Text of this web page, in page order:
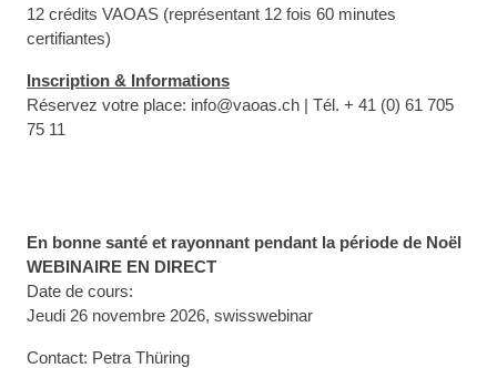
12 crédits VAOAS (représentant 12 fois 60 minutes
certifiantes)
Inscription & Informations
Réservez votre place: info@vaoas.ch | Tél. + 41 (0) 61 705
75 11
En bonne santé et rayonnant pendant la période de Noël
WEBINAIRE EN DIRECT
Date de cours:
Jeudi 26 novembre 2026, swisswebinar
Contact: Petra Thüring